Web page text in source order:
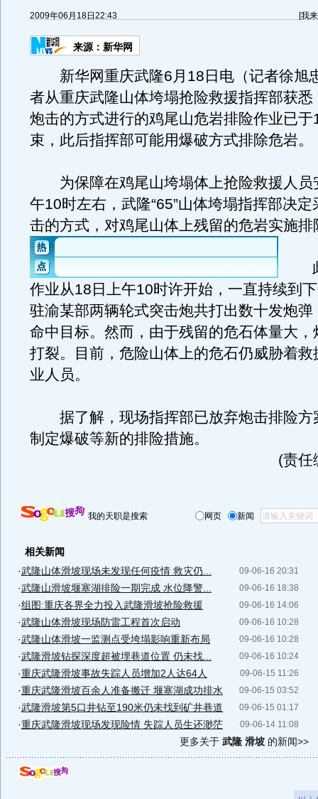
2009年06月18日22:43 [我
来源： 新华网
新华网重庆武隆6月18日电（记者徐旭
者从重庆武隆山体垮塌抢险救援指挥部获悉
炮击的方式进行的鸡尾山危岩排险作业已于
束，此后指挥部可能用爆破方式排除危岩。
为保障在鸡尾山垮塌体上抢险救援人员
午10时左右，武隆“65”山体垮塌指挥部决
击的方式，对鸡尾山体上残留的危岩实施排
此
作业从18日上午10时许开始，一直持续到
驻渝某部两辆轮式突击炮共打出数十发炮弹
命中目标。然而，由于残留的危石体量大，
打裂。目前，危险山体上的危石仍威胁着救
业人员。
据了解，现场指挥部已放弃炮击排险方
制定爆破等新的排险措施。
(责任
我的天职是搜索 网页 新闻
相关新闻
09-06-16 20:31
·武隆山体滑坡现场未发现任何疫情 救灾仍...
09-06-16 18:38
·武隆山滑坡堰塞湖排险一期完成 水位降警...
09-06-16 14:06
·组图:重庆各界全力投入武隆滑坡抢险救援
09-06-16 10:28
·武隆山体滑坡现场防雷工程首次启动
09-06-16 10:28
·武隆山体滑坡一监测点受垮塌影响重新布局
09-06-16 10:24
·武隆滑坡钻探深度超被埋巷道位置 仍未找...
09-06-15 11:26
·重庆武隆滑坡事故失踪人员增加2人达64人
09-06-15 03:52
·重庆武隆滑坡百余人准备搬迁 堰塞湖成功排水
09-06-15 01:17
·武隆滑坡第5口井钻至190米仍未找到矿井巷道
09-06-14 11:08
·重庆武隆滑坡现场发现险情 失踪人员生还渺茫
更多关于 武隆 滑坡 的新闻>>